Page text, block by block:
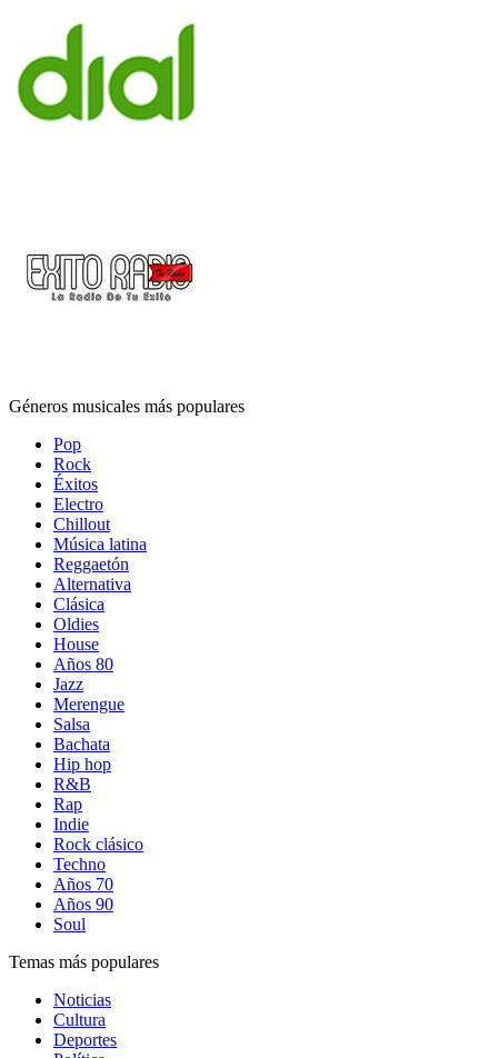
Géneros musicales más populares
Pop
Rock
Éxitos
Electro
Chillout
Música latina
Reggaetón
Alternativa
Clásica
Oldies
House
Años 80
Jazz
Merengue
Salsa
Bachata
Hip hop
R&B
Rap
Indie
Rock clásico
Techno
Años 70
Años 90
Soul
Temas más populares
Noticias
Cultura
Deportes